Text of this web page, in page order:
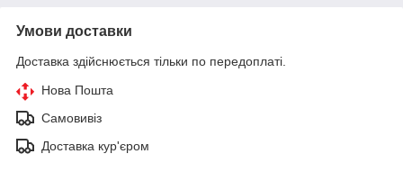
Умови доставки
Доставка здійснюється тільки по передоплаті.
Нова Пошта
Самовивіз
Доставка кур'єром